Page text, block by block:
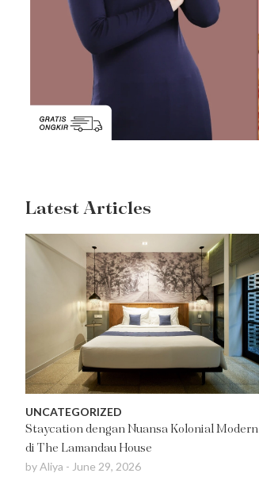
Latest Articles
UNCATEGORIZED
Staycation dengan Nuansa Kolonial Modern
di The Lamandau House
byAliya - June 29, 2026